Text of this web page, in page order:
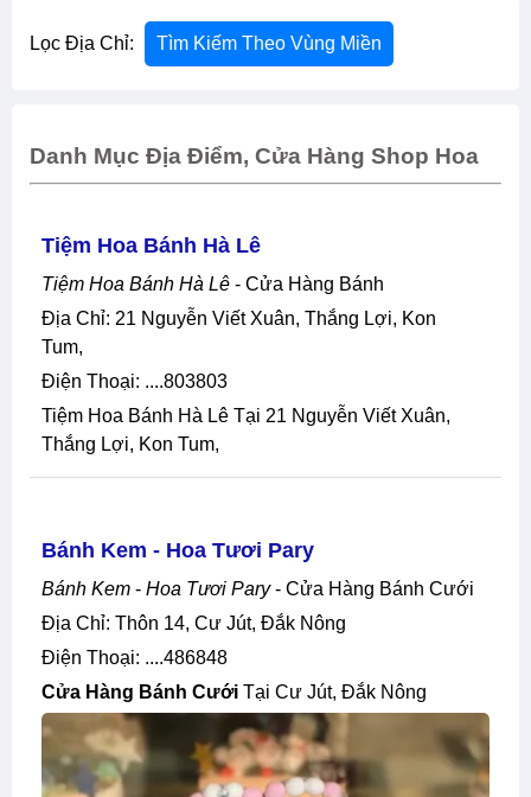
Lọc Địa Chỉ: Tìm Kiếm Theo Vùng Miền
Danh Mục Địa Điểm, Cửa Hàng Shop Hoa
Tiệm Hoa Bánh Hà Lê
Tiệm Hoa Bánh Hà Lê - Cửa Hàng Bánh
Địa Chỉ: 21 Nguyễn Viết Xuân, Thắng Lợi, Kon
Tum,
Điện Thoại: ....803803
Tiệm Hoa Bánh Hà Lê Tại 21 Nguyễn Viết Xuân,
Thắng Lợi, Kon Tum,
Bánh Kem - Hoa Tươi Pary
Bánh Kem - Hoa Tươi Pary- Cửa Hàng Bánh Cưới
Địa Chỉ: Thôn 14, Cư Jút, Đắk Nông
Điện Thoại: ....486848
Cửa Hàng Bánh Cưới Tại Cư Jút, Đắk Nông